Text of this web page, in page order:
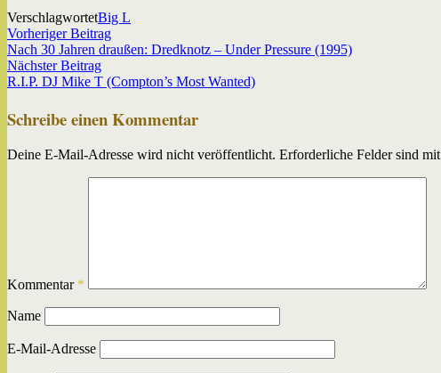
VerschlagwortetBig L
Beitragsnavigation
Vorheriger BeitragVorheriger
Beitrag:
Nach 30 Jahren draußen: Dredknotz – Under Pressure (1995)
Nächster BeitragNächster
Beitrag:
R.I.P. DJ Mike T (Compton’s Most Wanted)
Schreibe einen Kommentar
Deine E-Mail-Adresse wird nicht veröffentlicht. Erforderliche Felder sind mit
Kommentar *
Name
E-Mail-Adresse